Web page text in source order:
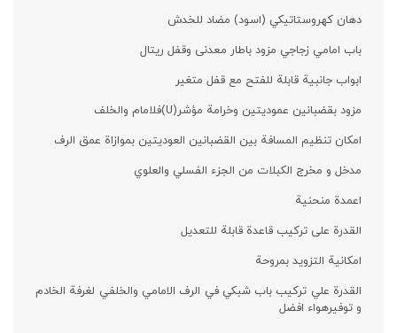
دهان كهروستاتيكي (اسود) مضاد للخدش
باب امامي زجاجي مزود باطار معدنی وقفل ریتال
ابواب جانبیة قابلة للفتح مع قفل متغير
مزود بقضبانین عمودیتین وخرامة مؤشر(U)فلامام والخلف
امکان تنظیم المسافة بین القضبانین العودیتین بموازاة عمق الرف
مدخل و مخرج الکبلات من الجزء الفسلي والعلوي
اعمدة منحنية
القدرة علی ترکیب قاعدة قابلة للتعديل
امكانية التزوید بمروحة
القدرة علي تركيب باب شبكي في الرف الامامي والخلفي لغرفة الخادم
و توفيرهواء افضل